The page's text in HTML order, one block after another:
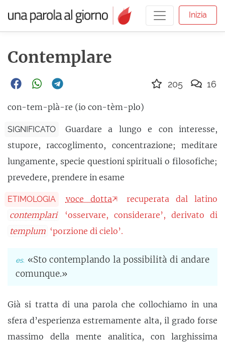
Inizia
Contemplare
con-tem-plà-re (io con-tèm-plo)
SIGNIFICATO
Guardare a lungo e con interesse,
stupore, raccoglimento, concentrazione; meditare
lungamente, specie questioni spirituali o filosofiche;
prevedere, prendere in esame
ETIMOLOGIA voce dotta
recuperata dal latino
contemplari
‘osservare, considerare’, derivato di
templum ‘porzione di cielo’.
«Sto contemplando la possibilità di andare
comunque.»
Già si tratta di una parola che collochiamo in una
sfera d’esperienza estremamente alta, il grado forse
massimo della mente analitica, con larghissima
205 16